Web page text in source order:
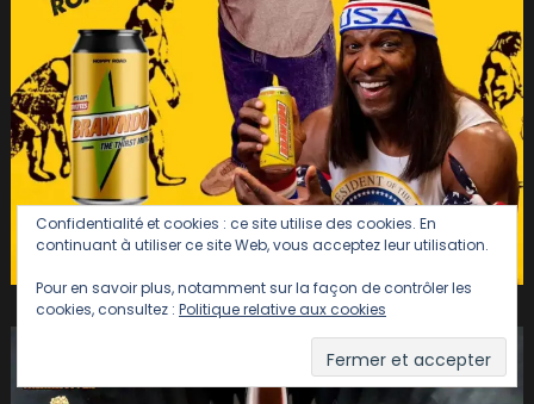
Confidentialité et cookies : ce site utilise des cookies. En
continuant à utiliser ce site Web, vous acceptez leur utilisation.
Pour en savoir plus, notamment sur la façon de contrôler les
cookies, consultez : Politique relative aux cookies